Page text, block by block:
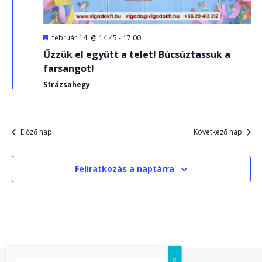
Kiemelt
február 14. @ 14:45 - 17:00
Űzzük el együtt a telet! Búcsúztassuk a
farsangot!
Strázsahegy
Előző nap Következő nap
Feliratkozás a naptárra